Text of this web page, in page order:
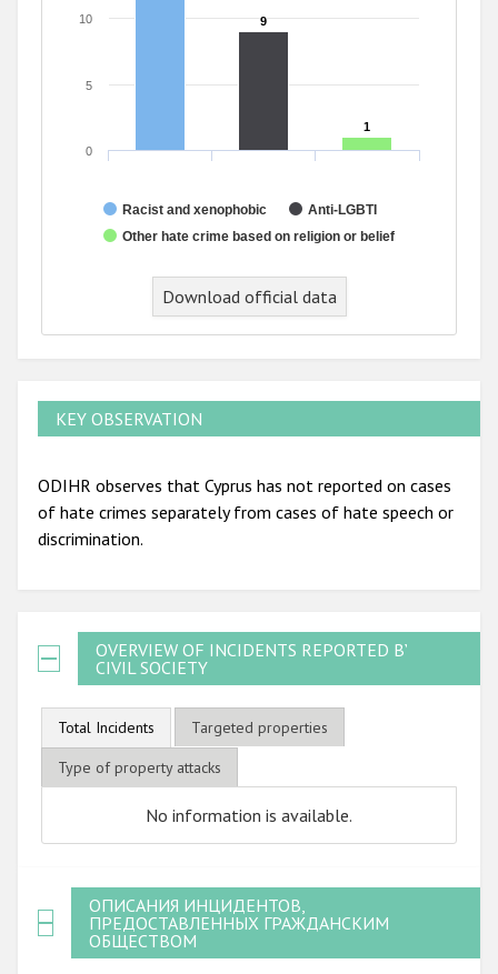
9
9
1
1
Racist and xenophobic
Anti-LGBTI
Other hate crime based on religion or belief
0
5
10
Download official data
KEY OBSERVATION
ODIHR observes that Cyprus has not reported on cases
of hate crimes separately from cases of hate speech or
discrimination.
OVERVIEW OF INCIDENTS REPORTED BY
CIVIL SOCIETY
Total Incidents
Targeted properties
Type of property attacks
No information is available.
ОПИСАНИЯ ИНЦИДЕНТОВ,
ПРЕДОСТАВЛЕННЫХ ГРАЖДАНСКИМ
ОБЩЕСТВОМ